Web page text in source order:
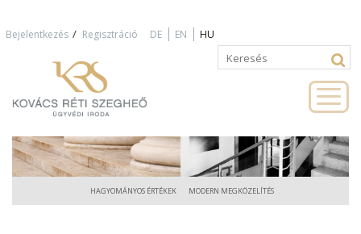
Bejelentkezés / Regisztráció DE EN HU
Keresés
Keresés
HAGYOMÁNYOS ÉRTÉKEK MODERN MEGKÖZELÍTÉS